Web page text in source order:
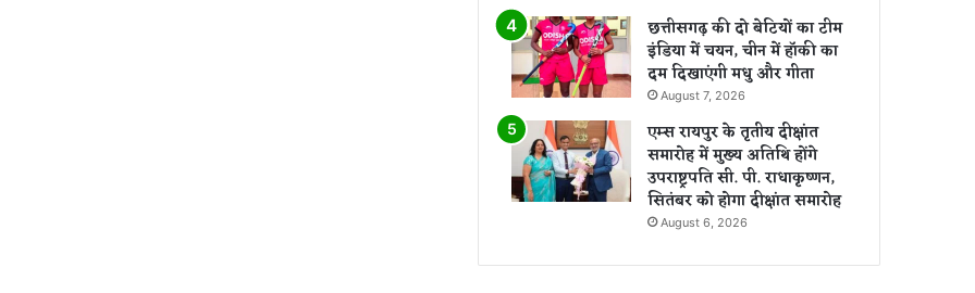
छत्तीसगढ़ की दो बेटियों का टीम
इंडिया में चयन, चीन में हॉकी का
दम दिखाएंगी मधु और गीता
August 7, 2026
एम्स रायपुर के तृतीय दीक्षांत
समारोह में मुख्य अतिथि होंगे
उपराष्ट्रपति सी. पी. राधाकृष्णन,
सितंबर को होगा दीक्षांत समारोह
August 6, 2026